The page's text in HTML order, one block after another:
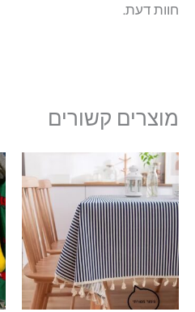
חוות דעת.
מוצרים קשורים